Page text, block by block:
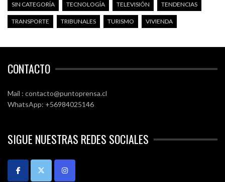
SIN CATEGORÍA TECNOLOGÍA TELEVISIÓN TENDENCIAS
TRANSPORTE TRIBUNALES TURISMO VIVIENDA
CONTACTO
Mail : contacto@puntoprensa.cl
WhatsApp: +56984025146
SIGUE NUESTRAS REDES SOCIALES